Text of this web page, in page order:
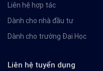
Liên hệ hợp tác
Dành cho nhà đầu tư
Dành cho trường Đại Học
Liên hệ tuyển dụng